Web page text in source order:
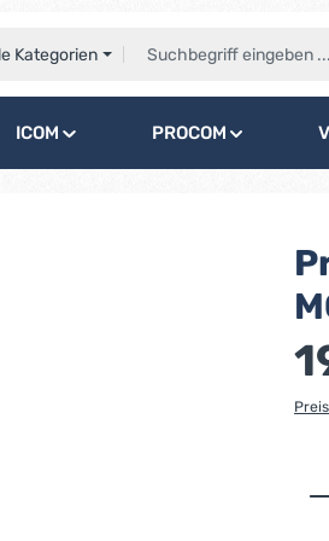
Kategorien
ICOM PROCOM